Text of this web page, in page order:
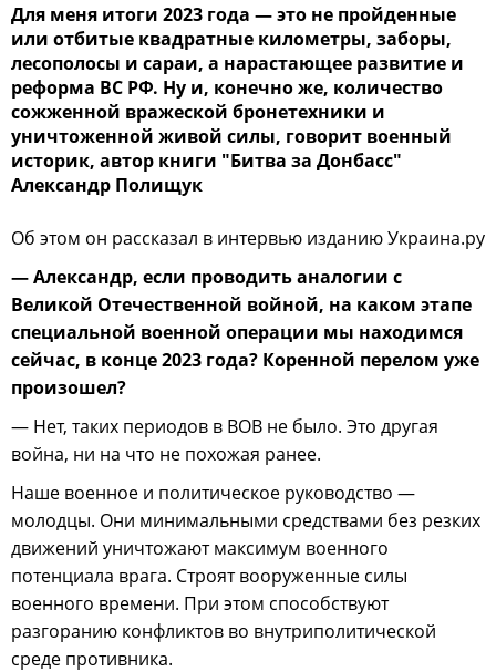
Для меня итоги 2023 года — это не пройденные
или отбитые квадратные километры, заборы,
лесополосы и сараи, а нарастающее развитие и
реформа ВС РФ. Ну и, конечно же, количество
сожженной вражеской бронетехники и
уничтоженной живой силы, говорит военный
историк, автор книги "Битва за Донбасс"
Александр Полищук
Об этом он рассказал в интервью изданию Украина.ру
— Александр, если проводить аналогии с
Великой Отечественной войной, на каком этапе
специальной военной операции мы находимся
сейчас, в конце 2023 года? Коренной перелом уже
произошел?
— Нет, таких периодов в ВОВ не было. Это другая
война, ни на что не похожая ранее.
Наше военное и политическое руководство —
молодцы. Они минимальными средствами без резких
движений уничтожают максимум военного
потенциала врага. Строят вооруженные силы
военного времени. При этом способствуют
разгоранию конфликтов во внутриполитической
среде противника.